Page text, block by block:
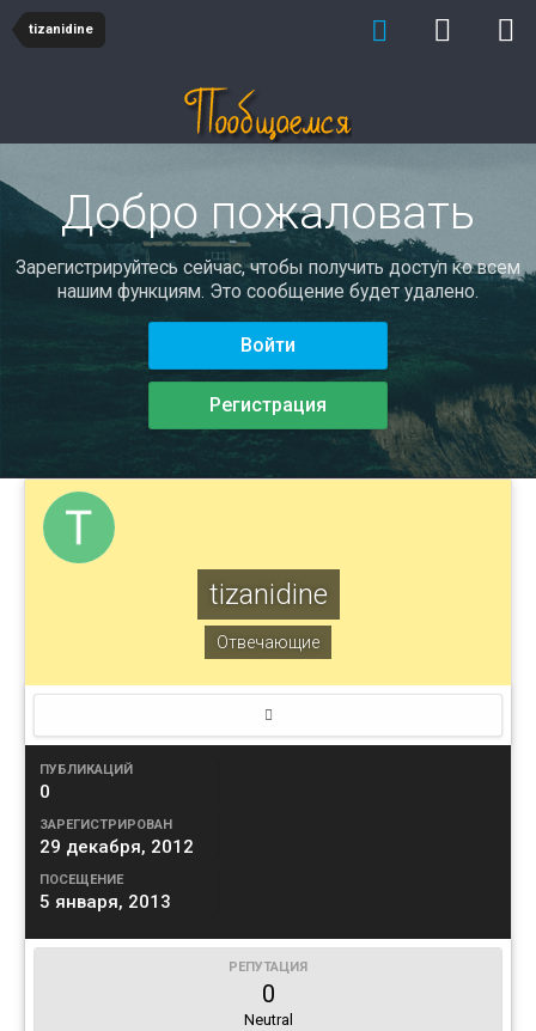
tizanidine
Добро пожаловать
Зарегистрируйтесь сейчас, чтобы получить доступ ко всем
нашим функциям. Это сообщение будет удалено.
Войти
Регистрация
tizanidine
Отвечающие
ПУБЛИКАЦИЙ
0
ЗАРЕГИСТРИРОВАН
29 декабря, 2012
ПОСЕЩЕНИЕ
5 января, 2013
РЕПУТАЦИЯ
0
Neutral